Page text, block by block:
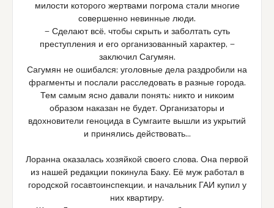
милости которого жертвами погрома стали многие
совершенно невинные люди.
— Сделают всё, чтобы скрыть и заболтать суть
преступления и его организованный характер, —
заключил Сагумян.
Сагумян не ошибался; уголовные дела раздробили на
фрагменты и послали расследовать в разные города.
Тем самым ясно давали понять: никто и никоим
образом наказан не будет. Организаторы и
вдохновители геноцида в Сумгаите вышли из укрытий
и принялись действовать…
Лоранна оказалась хозяйкой своего слова. Она первой
из нашей редакции покинула Баку. Её муж работал в
городской госавтоинспекции, и начальник ГАИ купил у
них квартиру.